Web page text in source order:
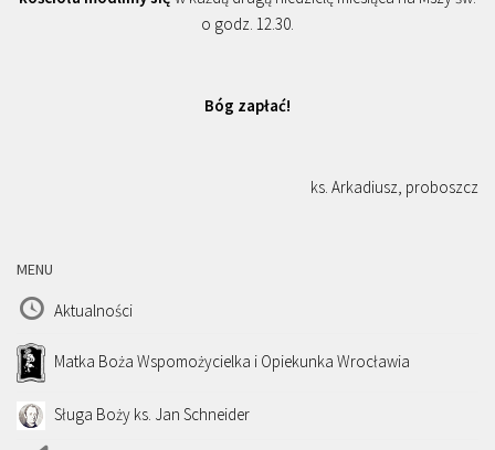
o godz. 12.30.
Bóg zapłać!
ks. Arkadiusz, proboszcz
MENU
Aktualności
Matka Boża Wspomożycielka i Opiekunka Wrocławia
Sługa Boży ks. Jan Schneider